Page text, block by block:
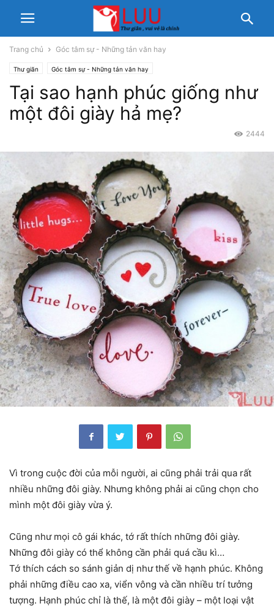
Trang chủ Góc tâm sự - Những tản văn hay
Thư giãn Góc tâm sự - Những tản văn hay
Tại sao hạnh phúc giống như
một đôi giày hả mẹ?
2444
Vì trong cuộc đời của mỗi người, ai cũng phải trải qua rất
nhiều những đôi giày. Nhưng không phải ai cũng chọn cho
mình một đôi giày vừa ý.
Cũng như mọi cô gái khác, tớ rất thích những đôi giày.
Những đôi giày có thể không cần phải quá cầu kì…
Tớ thích cách so sánh giản dị như thế về hạnh phúc. Không
phải những điều cao xa, viển vông và cần nhiều trí tưởng
tượng. Hạnh phúc chỉ là thế, là một đôi giày – một loại vật